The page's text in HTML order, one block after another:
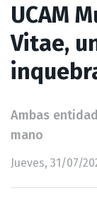
UCAM
Vitae,
Ambas
mano
Jueves, 31/07/